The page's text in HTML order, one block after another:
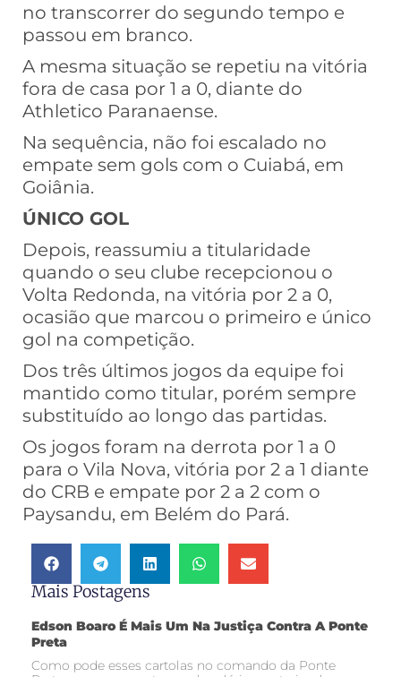
no transcorrer do segundo tempo e
passou em branco.
A mesma situação se repetiu na vitória
fora de casa por 1 a 0, diante do
Athletico Paranaense.
Na sequência, não foi escalado no
empate sem gols com o Cuiabá, em
Goiânia.
ÚNICO GOL
Depois, reassumiu a titularidade
quando o seu clube recepcionou o
Volta Redonda, na vitória por 2 a 0,
ocasião que marcou o primeiro e único
gol na competição.
Dos três últimos jogos da equipe foi
mantido como titular, porém sempre
substituído ao longo das partidas.
Os jogos foram na derrota por 1 a 0
para o Vila Nova, vitória por 2 a 1 diante
do CRB e empate por 2 a 2 com o
Paysandu, em Belém do Pará.
Mais Postagens
Edson Boaro É Mais Um Na Justiça Contra A Ponte
Preta
Como pode esses cartolas no comando da Ponte